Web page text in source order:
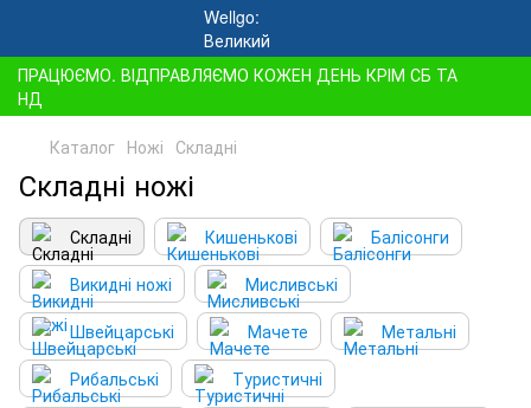
ПРАЦЮЄМО. ВІДПРАВЛЯЄМО КОЖЕН ДЕНЬ КРІМ СБ ТА
НД
Каталог Ножі Складні
Складні ножі
Складні Кишенькові
Балісонги
Викидні ножі
Мисливські
Швейцарські
Мачете
Метальні
Рибальські
Туристичні